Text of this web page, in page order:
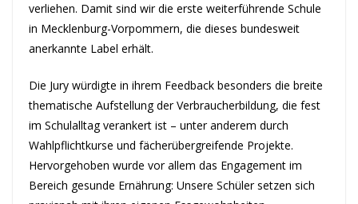
verliehen. Damit sind wir die erste weiterführende Schule
in Mecklenburg-Vorpommern, die dieses bundesweit
anerkannte Label erhält.
Die Jury würdigte in ihrem Feedback besonders die breite
thematische Aufstellung der Verbraucherbildung, die fest
im Schulalltag verankert ist – unter anderem durch
Wahlpflichtkurse und fächerübergreifende Projekte.
Hervorgehoben wurde vor allem das Engagement im
Bereich gesunde Ernährung: Unsere Schüler setzen sich